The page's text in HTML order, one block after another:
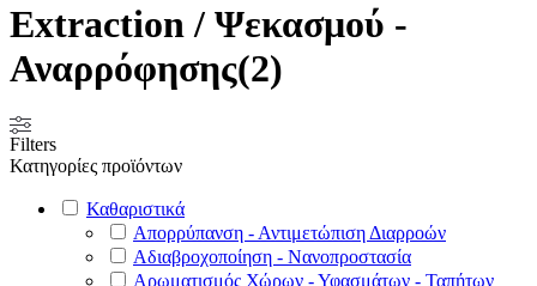
Extraction / Ψεκασμού -
Αναρρόφησης(2)
Filters
Κατηγορίες προϊόντων
Καθαριστικά
Απορρύπανση - Αντιμετώπιση Διαρροών
Αδιαβροχοποίηση - Νανοπροστασία
Αρωματισμός Χώρων - Υφασμάτων - Ταπήτων